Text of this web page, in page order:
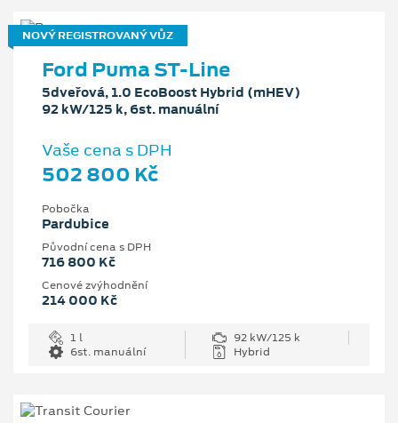
NOVÝ REGISTROVANÝ VŮZ
Ford Puma ST-Line
5dveřová, 1.0 EcoBoost Hybrid (mHEV)
92 kW/125 k, 6st. manuální
Vaše cena s DPH
502 800 Kč
Pobočka
Pardubice
Původní cena s DPH
716 800 Kč
Cenové zvýhodnění
214 000 Kč
1 l
92 kW/125 k
6st. manuální
Hybrid